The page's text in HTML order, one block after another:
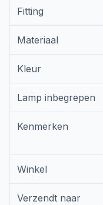
Fitting
Materiaal
Kleur
Lamp inbegrepen
Kenmerken
Winkel
Verzendt naar